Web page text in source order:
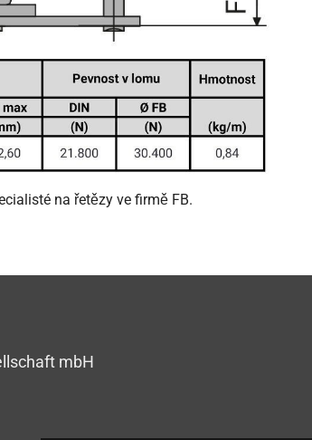
na řetězy ve firmě FB.
mbH